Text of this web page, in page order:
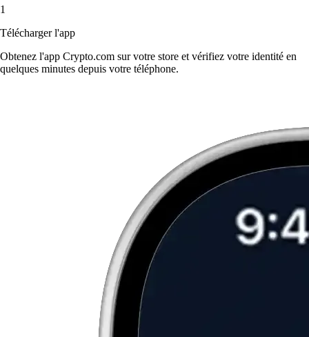
1
Télécharger l'app
Obtenez l'app Crypto.com sur votre store et vérifiez votre identité en
quelques minutes depuis votre téléphone.